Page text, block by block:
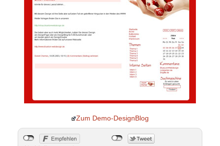
Zum Demo-DesignBlog